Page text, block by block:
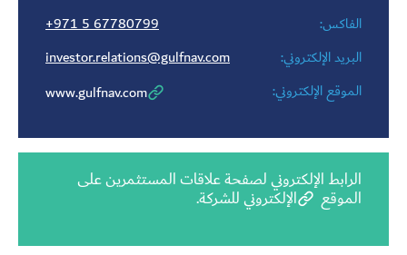
الفاكس:
971 5 67780799+
البريد الإلكتروني:
investor.relations@gulfnav.com
الموقع الإلكتروني:
www.gulfnav.com
الرابط الإلكتروني لصفحة علاقات المستثمرين على
الموقع الإلكتروني للشركة.